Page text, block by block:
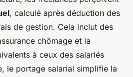
, calculé après déduction des
de gestion. Cela inclut des
chômage et la
à ceux des salariés
le portage salarial simplifie la